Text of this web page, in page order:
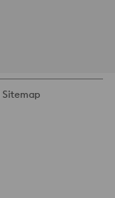
Sitemap